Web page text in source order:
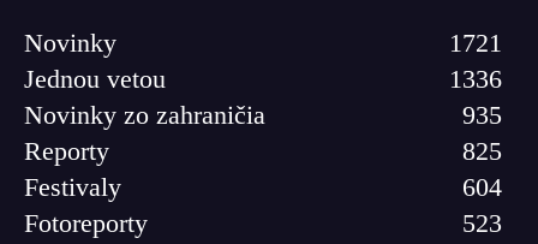
Novinky
1721
Jednou vetou
1336
Novinky zo zahraničia
935
Reporty
825
Festivaly
604
Fotoreporty
523